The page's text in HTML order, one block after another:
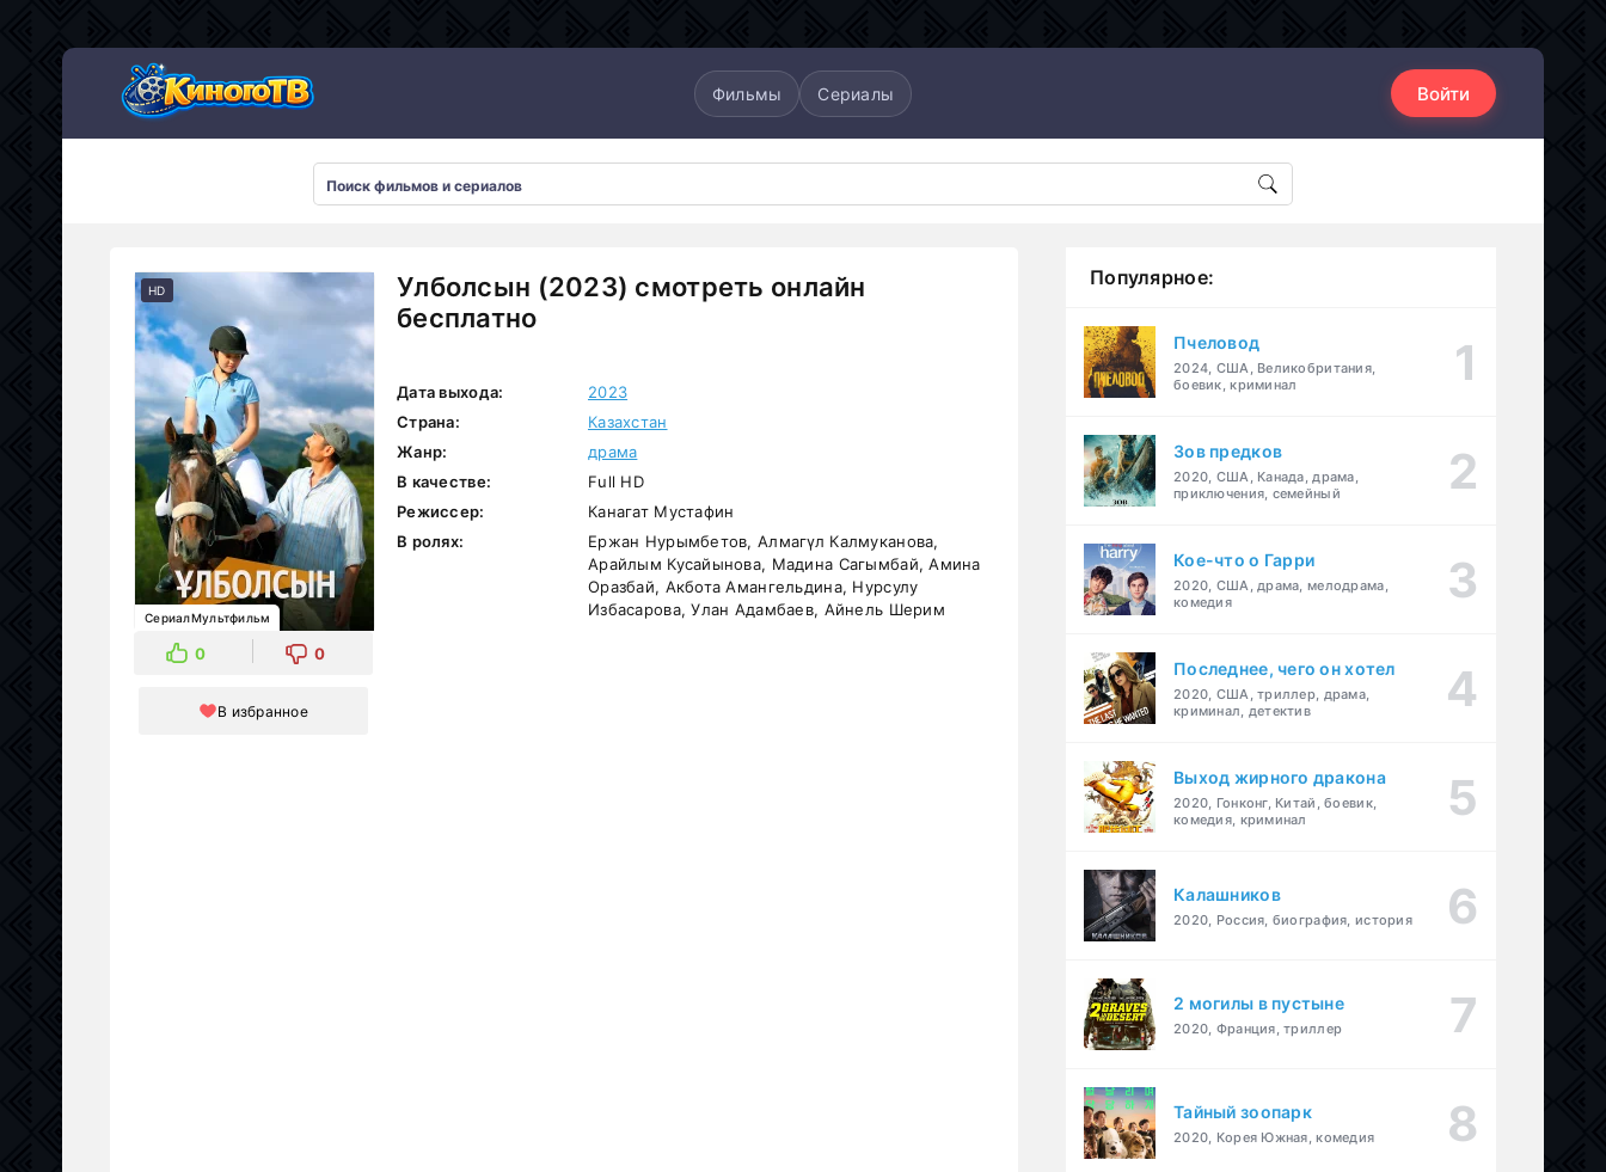
Фильмы Сериалы Войти
Улболсын (2023) смотреть онлайн
бесплатно
HD
СериалМультфильм
0 0
В избранное
Дата выхода:
2023
Страна:
Казахстан
Жанр:
драма
В качестве:
Full HD
Режиссер:
Канагат Мустафин
В ролях:
Ержан Нурымбетов, Алмагүл Калмуканова,
Арайлым Кусайынова, Мадина Сагымбай, Амина
Оразбай, Акбота Амангельдина, Нурсулу
Избасарова, Улан Адамбаев, Айнель Шерим
Популярное:
Пчеловод
2024, США, Великобритания,
боевик, криминал
Зов предков
2020, США, Канада, драма,
приключения, семейный
Кое-что о Гарри
2020, США, драма, мелодрама,
комедия
Последнее, чего он хотел
2020, США, триллер, драма,
криминал, детектив
Выход жирного дракона
2020, Гонконг, Китай, боевик,
комедия, криминал
Калашников
2020, Россия, биография, история
2 могилы в пустыне
2020, Франция, триллер
Тайный зоопарк
2020, Корея Южная, комедия